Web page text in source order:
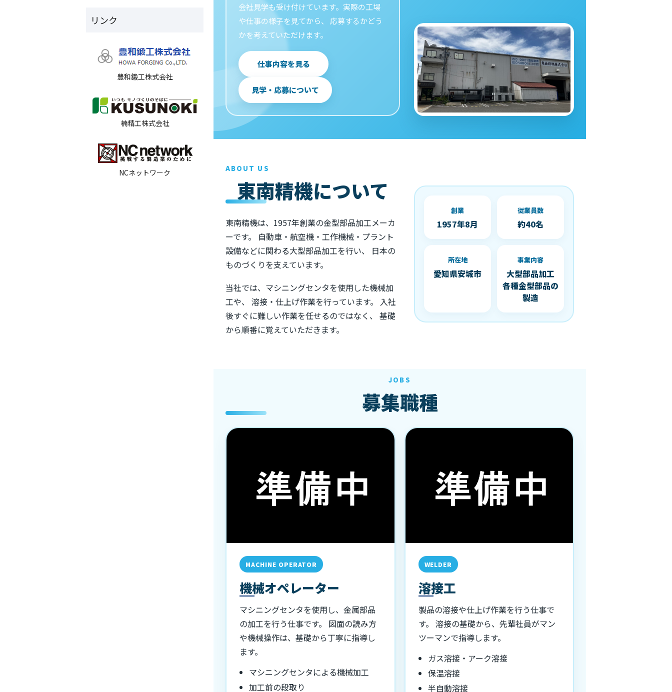
会社見学も受け付けています。実際の工場
や仕事の様子を見てから、 応募するかどう
かを考えていただけます。
仕事内容を見る
見学・応募について
ABOUT US
東南精機について
東南精機は、1957年創業の金型部品加工メーカ
ーです。 自動車・航空機・工作機械・プラント
設備などに関わる大型部品加工を行い、 日本の
ものづくりを支えています。
当社では、マシニングセンタを使用した機械加
工や、 溶接・仕上げ作業を行っています。 入社
後すぐに難しい作業を任せるのではなく、 基礎
から順番に覚えていただきます。
創業
1957年8月
従業員数
約40名
所在地
愛知県安城市
事業内容
大型部品加工
各種金型部品の
製造
JOBS
募集職種
MACHINE OPERATOR
機械オペレーター
マシニングセンタを使用し、金属部品
の加工を行う仕事です。 図面の読み方
や機械操作は、基礎から丁寧に指導し
ます。
マシニングセンタによる機械加工
加工前の段取り
WELDER
溶接工
製品の溶接や仕上げ作業を行う仕事で
す。 溶接の基礎から、先輩社員がマン
ツーマンで指導します。
ガス溶接・アーク溶接
保温溶接
半自動溶接
リンク
豊和鍛工株式会社
楠精工株式会社
NCネットワーク